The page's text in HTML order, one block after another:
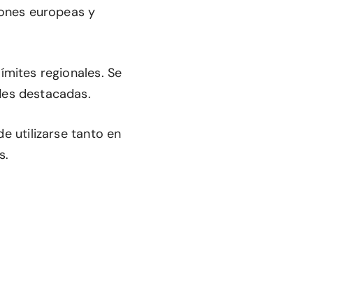
europeas y
regionales. Se
destacadas.
utilizarse tanto en